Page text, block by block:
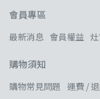
會員專區
最新消息 會員權益
購物須知
購物常見問題 運費 /